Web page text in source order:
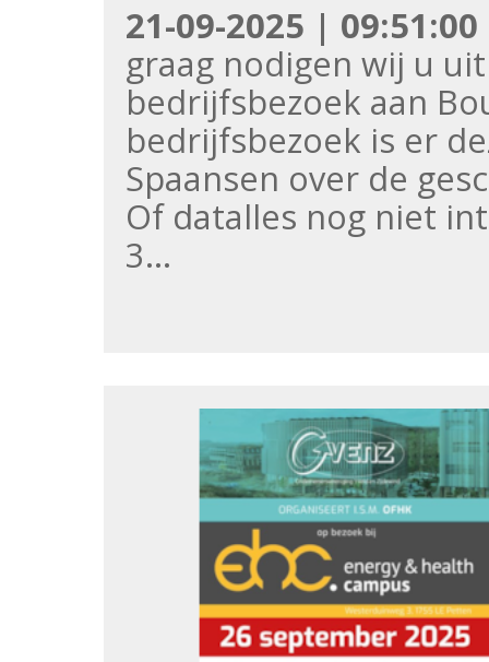
21-09-2025 | 09:51:00
graag nodigen wij u
bedrijfsbezoek aan
bedrijfsbezoek is er
Spaansen over de
Of datalles nog niet
3…